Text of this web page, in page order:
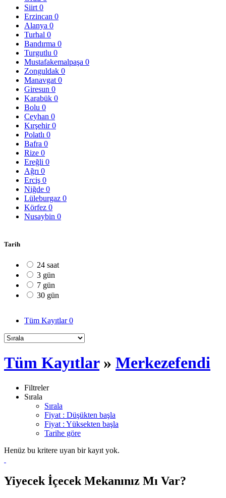
Siirt 0
Erzincan 0
Alanya 0
Turhal 0
Bandırma 0
Turgutlu 0
Mustafakemalpaşa 0
Zonguldak 0
Manavgat 0
Giresun 0
Karabük 0
Bolu 0
Ceyhan 0
Kırşehir0
Polatlı 0
Bafra 0
Rize 0
Ereğli 0
Ağrı 0
Erciş 0
Niğde 0
Lüleburgaz 0
Körfez 0
Nusaybin 0
Tarih
24 saat
3 gün
7 gün
30 gün
Tüm Kayıtlar0
Tüm Kayıtlar» Merkezefendi
Filtreler
Sırala
Sırala
Fiyat : Düşükten başla
Fiyat : Yüksekten başla
Tarihe göre
Henüz bu kritere uyan bir kayıt yok.
Yiyecek İçecek Mekanınız Mı Var?